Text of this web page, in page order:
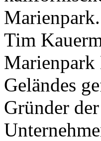
Tim
Marienpark
Geländes
Gründer der